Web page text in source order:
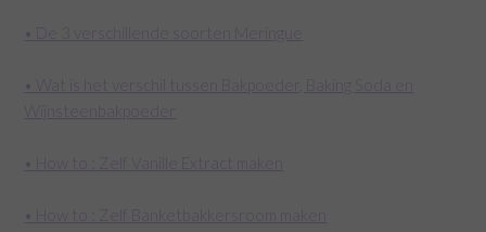
• De 3 verschillende soorten Meringue
• Wat is het verschil tussen Bakpoeder, Baking Soda en
• How to : Zelf Vanille Extract maken
• How to : Zelf Banketbakkersroom maken